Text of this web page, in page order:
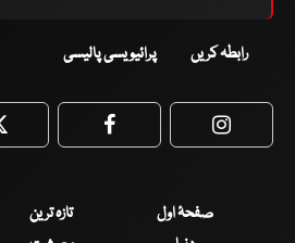
رابطہ کریں پرائیویسی پالیسی
Twitter Facebook
صفحۂ اول تازہ ترین